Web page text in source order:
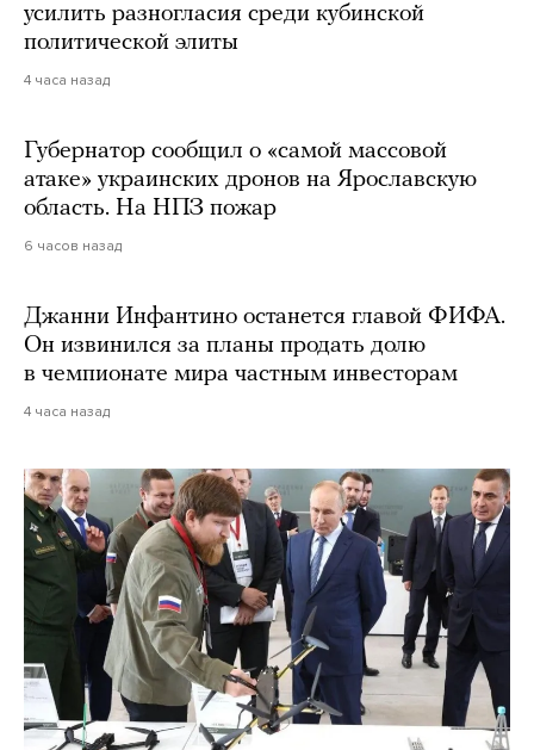
усилить разногласия среди кубинской
политической элиты
4 часа назад
Губернатор сообщил о «самой массовой
атаке» украинских дронов на Ярославскую
область. На НПЗ пожар
6 часов назад
Джанни Инфантино останется главой ФИФА.
Он извинился за планы продать долю
в чемпионате мира частным инвесторам
4 часа назад